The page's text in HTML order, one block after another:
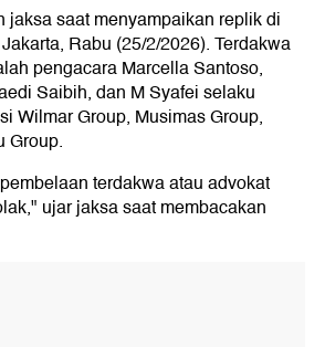
jaksa saat menyampaikan replik di
Rabu (25/2/2026). Terdakwa
pengacara Marcella Santoso,
Saibih, dan M Syafei selaku
Wilmar Group, Musimas Group,
Group.
terdakwa atau advokat
ujar jaksa saat membacakan